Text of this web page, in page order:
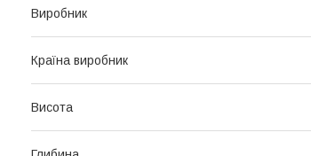
Виробник
Країна виробник
Висота